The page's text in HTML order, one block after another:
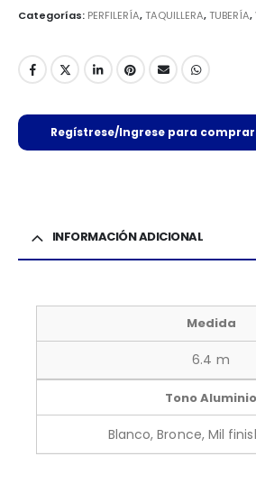
Categorías: PERFILERÍA,TAQUILLERA,TUBERÍA,
Regístrese/Ingrese para comprar
INFORMACIÓN ADICIONAL
Medida
6.4 m
Tono Aluminio
Blanco, Bronce, Mil